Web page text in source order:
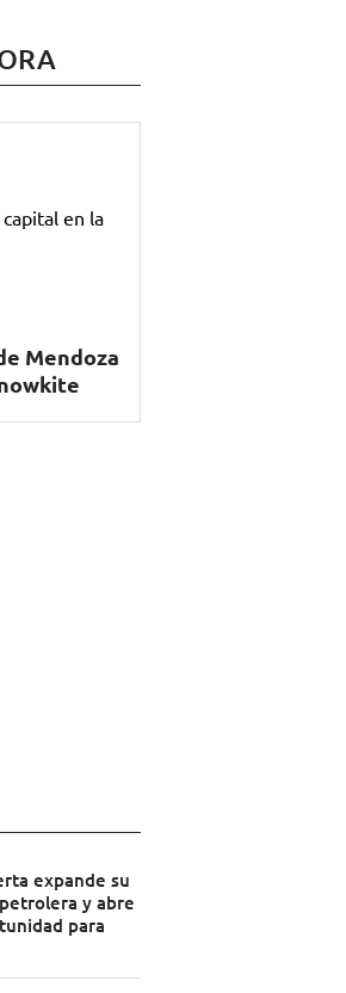
Mendoza
expande su
y abre
para